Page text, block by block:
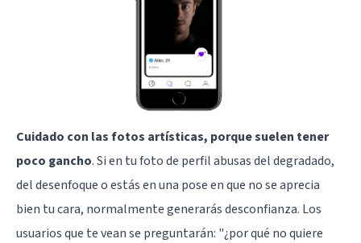
Cuidado con las fotos artísticas, porque suelen tener
poco gancho. Si en tu foto de perfil abusas del degradado,
del desenfoque o estás en una pose en que no se aprecia
bien tu cara, normalmente generarás desconfianza. Los
usuarios que te vean se preguntarán: "¿por qué no quiere